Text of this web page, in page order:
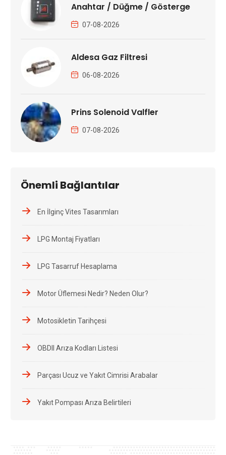
Anahtar / Düğme / Gösterge
07-08-2026
Aldesa Gaz Filtresi
06-08-2026
Prins Solenoid Valfler
07-08-2026
Önemli Bağlantılar
En İlginç Vites Tasarımları
LPG Montaj Fiyatları
LPG Tasarruf Hesaplama
Motor Üflemesi Nedir? Neden Olur?
Motosikletin Tarihçesi
OBDII Arıza Kodları Listesi
Parçası Ucuz ve Yakıt Cimrisi Arabalar
Yakıt Pompası Arıza Belirtileri